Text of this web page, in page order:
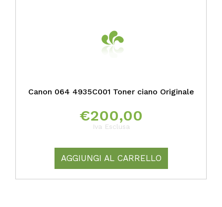
Canon 064 4935C001 Toner ciano Originale
€200,00
Iva Esclusa
AGGIUNGI AL CARRELLO